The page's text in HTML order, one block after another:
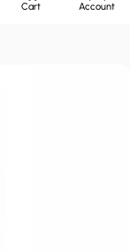
Cart Account